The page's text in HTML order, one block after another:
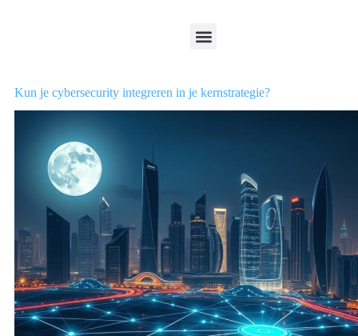
Kun je cybersecurity integreren in je kernstrategie?